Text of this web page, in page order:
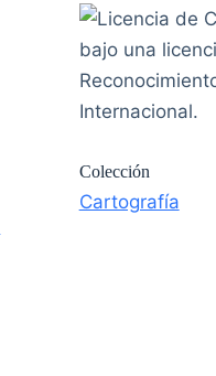
bajo una
Internacional.
Colección
Cartografía